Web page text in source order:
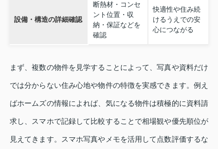
設備・構造の詳細確認
断熱材・コンセ
ント位置・収
納・保証などを
確認
快適性や住み続
けるうえでの安
心につながる
まず、複数の物件を見学することによって、写真や資料だけ
では分からない住み心地や物件の特徴を実感できます。例え
ばホームズの情報によれば、気になる物件は積極的に資料請
求し、スマホで記録して比較することで相場観や優先順位が
見えてきます。スマホ写真やメモを活用して点数評価するな